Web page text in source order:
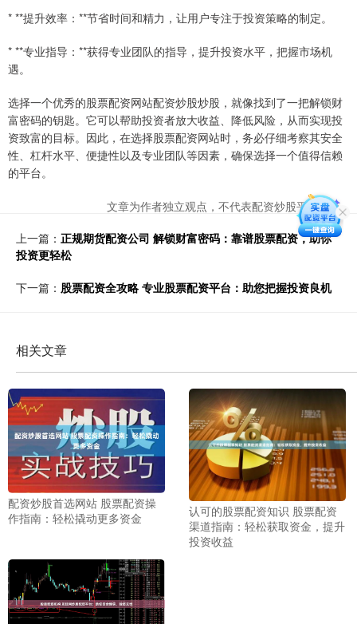
* **提升效率：**节省时间和精力，让用户专注于投资策略的制定。
* **专业指导：**获得专业团队的指导，提升投资水平，把握市场机
遇。
选择一个优秀的股票配资网站配资炒股炒股，就像找到了一把解锁财
富密码的钥匙。它可以帮助投资者放大收益、降低风险，从而实现投
资致富的目标。因此，在选择股票配资网站时，务必仔细考察其安全
性、杠杆水平、便捷性以及专业团队等因素，确保选择一个值得信赖
的平台。
文章为作者独立观点，不代表配资炒股平台观点
上一篇： 正规期货配资公司 解锁财富密码：靠谱股票配资，助你
投资更轻松
下一篇： 股票配资全攻略 专业股票配资平台：助您把握投资良机
相关文章
配资炒股首选网站 股票配资操
作指南：轻松撬动更多资金
认可的股票配资知识 股票配资
渠道指南：轻松获取资金，提升
投资收益